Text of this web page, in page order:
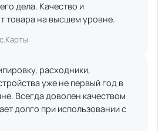
дела. Качество и
товара на высшем уровне.
расходники,
уже не первый год в
Всегда доволен качеством
долго при использовании с